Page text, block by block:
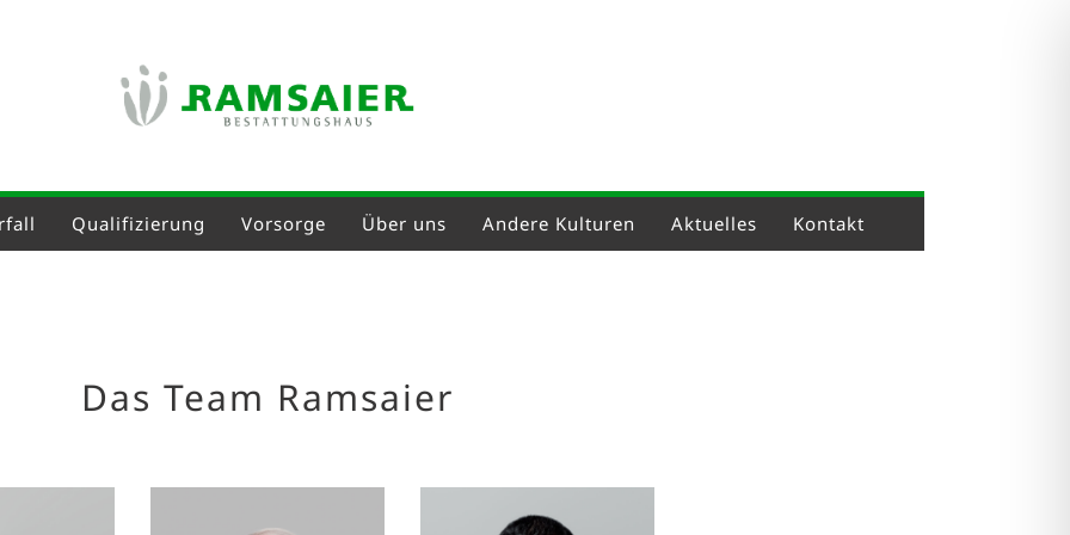
Qualifizierung Vorsorge Über uns Andere Kulturen Aktuelles Kontakt
Das Team Ramsaier